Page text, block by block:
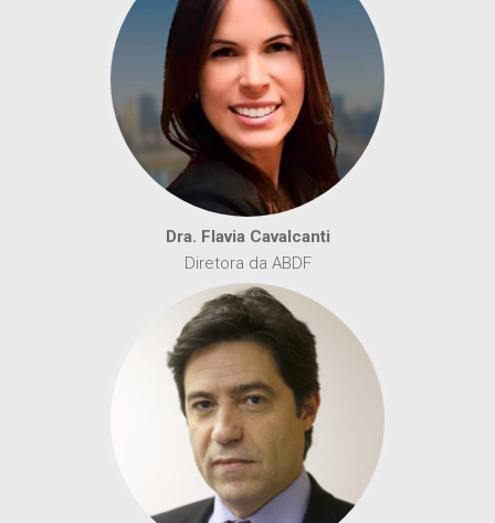
Dra. Flavia Cavalcanti
Diretora da ABDF